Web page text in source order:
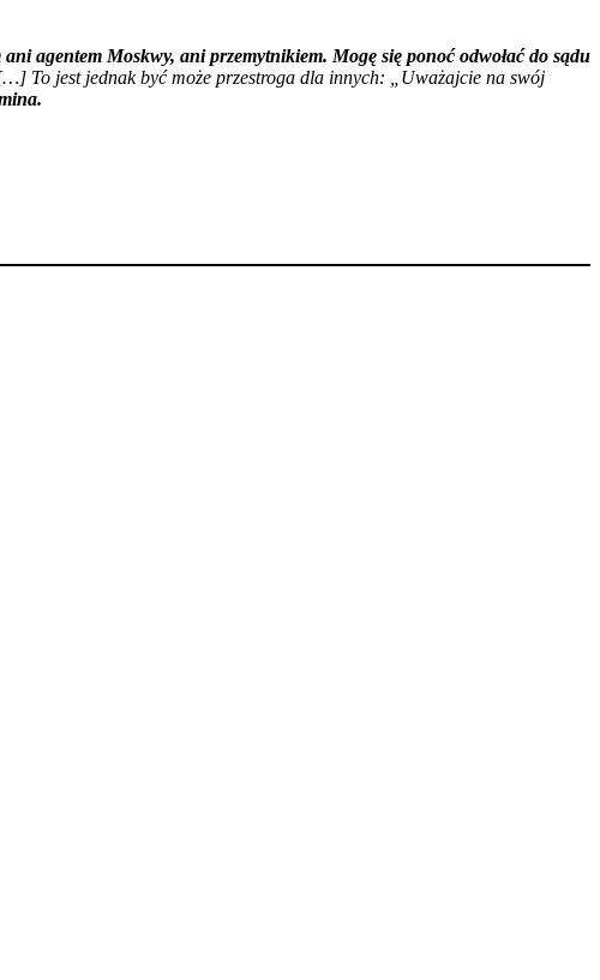
ani agentem Moskwy, ani przemytnikiem. Mogę się ponoć odwołać do sądu
To jest jednak być może przestroga dla innych: „Uważajcie na swój